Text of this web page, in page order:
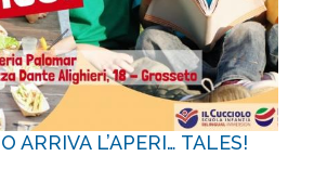
ARRIVA L’APERI… TALES!